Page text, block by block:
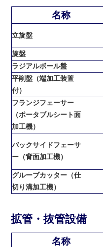
名称
立旋盤
旋盤
ラジアルボール盤
平削盤（端加工装置
付）
フランジフェーサー
（ポータブルシート面
加工機）
バックサイドフェーサ
ー（背面加工機）
グルーブカッター（仕
切り溝加工機）
拡管・抜管設備
名称